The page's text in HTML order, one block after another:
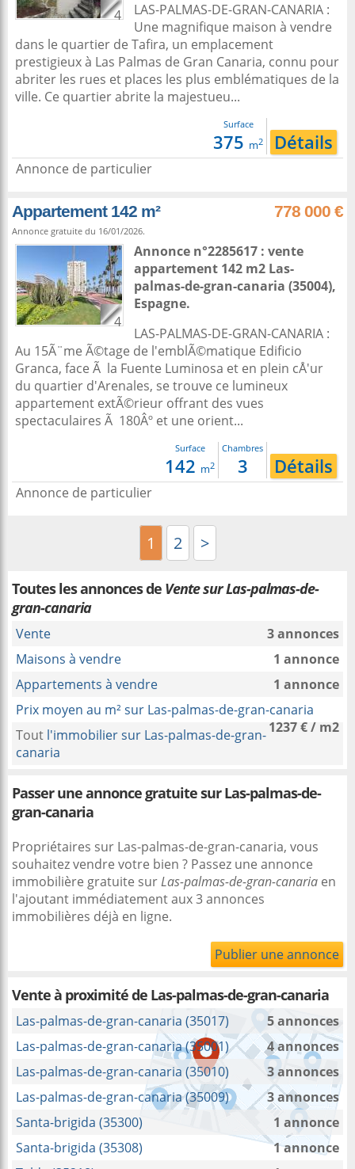
4
LAS-PALMAS-DE-GRAN-CANARIA :
Une magnifique maison à vendre
dans le quartier de Tafira, un emplacement
prestigieux à Las Palmas de Gran Canaria, connu pour
abriter les rues et places les plus emblématiques de la
ville. Ce quartier abrite la majestueu...
Surface
375 m2 Détails
Annonce de particulier
Appartement 142 m² 778 000 €
Annonce gratuite du 16/01/2026.
4
Annonce n°2285617 : vente
appartement 142 m2 Las-
palmas-de-gran-canaria (35004),
Espagne.
LAS-PALMAS-DE-GRAN-CANARIA :
Au 15Ã¨me Ã©tage de l'emblÃ©matique Edificio
Granca, face Ã la Fuente Luminosa et en plein cÅ'ur
du quartier d'Arenales, se trouve ce lumineux
appartement extÃ©rieur offrant des vues
spectaculaires Ã 180Âº et une orient...
Surface
142 m2
Chambres
3 Détails
Annonce de particulier
1 2 >
Toutes les annonces de Vente sur Las-palmas-de-
gran-canaria
Vente
3 annonces
Maisons à vendre
1 annonce
Appartements à vendre
1 annonce
Prix moyen au m² sur Las-palmas-de-gran-canaria
1237 € / m2
Tout l'immobilier sur Las-palmas-de-gran-
canaria
Passer une annonce gratuite sur Las-palmas-de-
gran-canaria
Propriétaires sur Las-palmas-de-gran-canaria, vous
souhaitez vendre votre bien ? Passez une annonce
immobilière gratuite surLas-palmas-de-gran-canaria en
l'ajoutant immédiatement aux 3 annonces
immobilières déjà en ligne.
Publier une annonce
Vente à proximitéde Las-palmas-de-gran-canaria
Las-palmas-de-gran-canaria (35017)
5 annonces
Las-palmas-de-gran-canaria (35001)
4 annonces
Las-palmas-de-gran-canaria (35010)
3 annonces
Las-palmas-de-gran-canaria (35009)
3 annonces
Santa-brigida (35300)
1 annonce
Santa-brigida (35308)
1 annonce